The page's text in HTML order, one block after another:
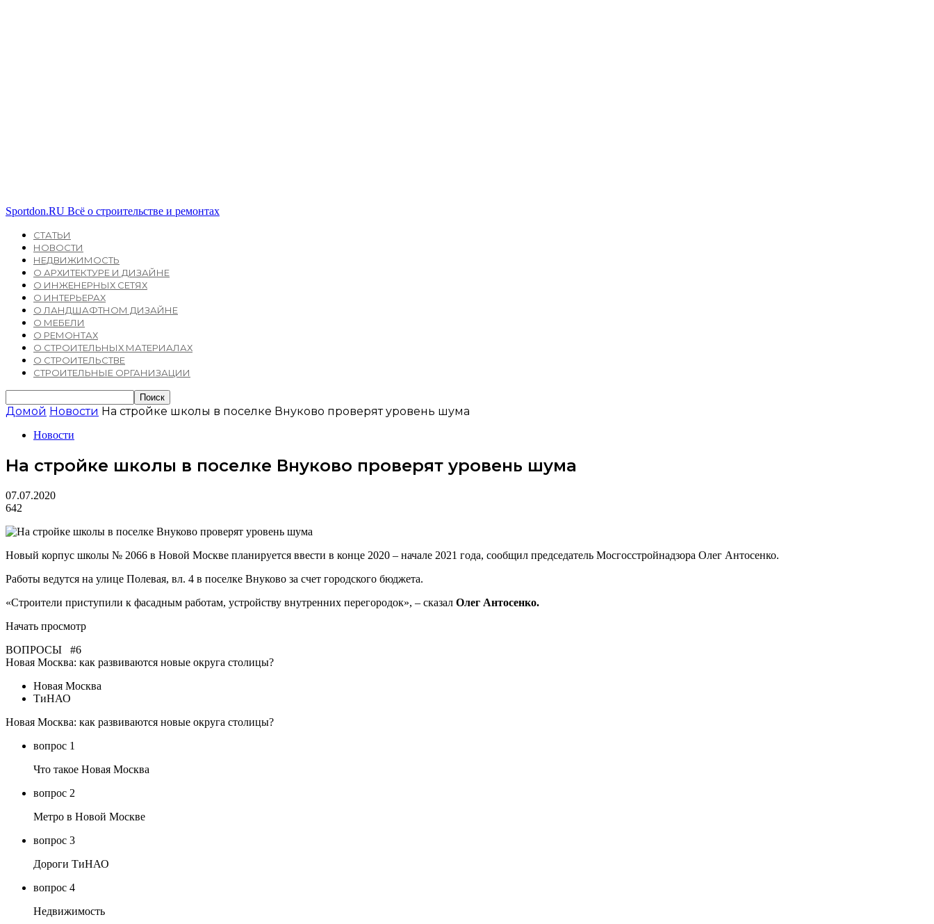
Sportdon.RU Всё о строительстве и ремонтах
СТАТЬИ
НОВОСТИ
НЕДВИЖИМОСТЬ
О АРХИТЕКТУРЕ И ДИЗАЙНЕ
О ИНЖЕНЕРНЫХ СЕТЯХ
О ИНТЕРЬЕРАХ
О ЛАНДШАФТНОМ ДИЗАЙНЕ
О МЕБЕЛИ
О РЕМОНТАХ
О СТРОИТЕЛЬНЫХ МАТЕРИАЛАХ
О СТРОИТЕЛЬСТВЕ
СТРОИТЕЛЬНЫЕ ОРГАНИЗАЦИИ
Домой Новости На стройке школы в поселке Внуково проверят уровень шума
Новости
На стройке школы в поселке Внуково проверят уровень шума
07.07.2020
642
Новый корпус школы № 2066 в Новой Москве планируется ввести в конце 2020 – начале 2021 года, сообщил председатель Мосгосстройнадзора Олег Антосенко.
Работы ведутся на улице Полевая, вл. 4 в поселке Внуково за счет городского бюджета.
«Строители приступили к фасадным работам, устройству внутренних перегородок», – сказал Олег Антосенко.
Начать просмотр
ВОПРОСЫ #6
Новая Москва: как развиваются новые округа столицы?
Новая Москва
ТиНАО
Новая Москва: как развиваются новые округа столицы?
вопрос 1
Что такое Новая Москва
вопрос 2
Метро в Новой Москве
вопрос 3
Дороги ТиНАО
вопрос 4
Недвижимость